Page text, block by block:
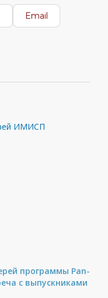
Email
программы Pan-
с выпускниками